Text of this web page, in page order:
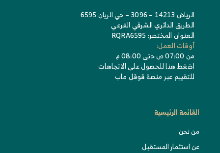
الرياض 14213 – 3096 – حي الريان 6595
الطريق الدائري الشرقي الفرعي
العنوان المختصر: RQRA6595
أوقات العمل:
من 07:00 ص حتى 08:00 م
اضغط هنا للحصول على الاتجاهات
للتقييم عبر منصة قوقل ماب
القائمة الرئيسية
من نحن
عن استثمار المستقبل